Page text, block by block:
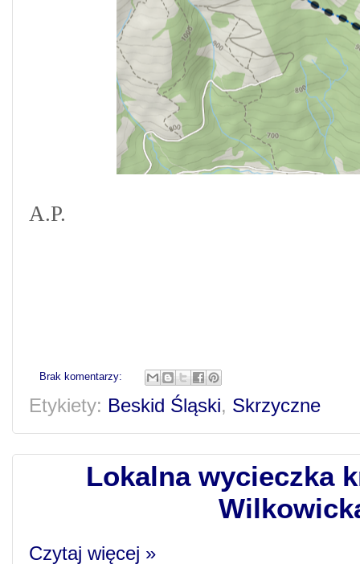
A.P.
Brak komentarzy:
Etykiety: Beskid Śląski, Skrzyczne
Lokalna wycieczka
Czytaj więcej »